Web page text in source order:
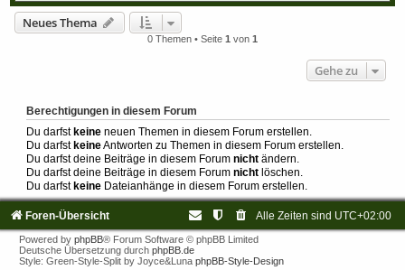
Neues Thema
0 Themen • Seite 1 von 1
Gehe zu
Berechtigungen in diesem Forum
Du darfst keine neuen Themen in diesem Forum erstellen.
Du darfst keineAntworten zu Themen in diesem Forum erstellen.
Du darfst deine Beiträge in diesem Forum nicht ändern.
Du darfst deine Beiträge in diesem Forum nicht löschen.
Du darfst keine Dateianhänge in diesem Forum erstellen.
Foren-Übersicht Alle Zeiten sind UTC+02:00
Powered by phpBB® Forum Software © phpBB Limited
Deutsche Übersetzung durch phpBB.de
Style: Green-Style-Split by Joyce&Luna phpBB-Style-Design